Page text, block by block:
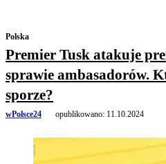
Polska
Premier Tusk atakuje
sprawie ambasadorów.
sporze?
wPolsce24 opublikowano: 11.10.2024